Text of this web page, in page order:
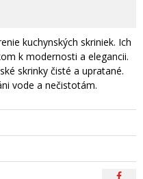
kuchynských skriniek. Ich
k modernosti a elegancii.
skrinky čisté a upratané.
vode a nečistotám.